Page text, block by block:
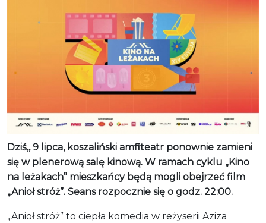
Dziś,, 9 lipca, koszaliński amfiteatr ponownie zamieni
się w plenerową salę kinową. W ramach cyklu „Kino
na leżakach” mieszkańcy będą mogli obejrzeć film
„Anioł stróż”. Seans rozpocznie się o godz. 22:00.
„Anioł stróż” to ciepła komedia w reżyserii Aziza